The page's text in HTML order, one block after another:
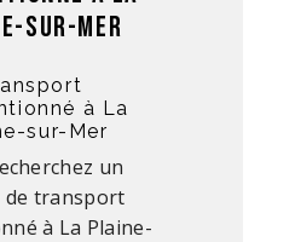
sur-Mer
à La
sur-Mer
un
de transport
à La Plaine-